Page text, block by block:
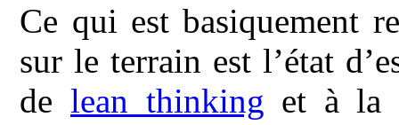
Ce qui est basiquement
sur le terrain est l’état
delean thinking et à la